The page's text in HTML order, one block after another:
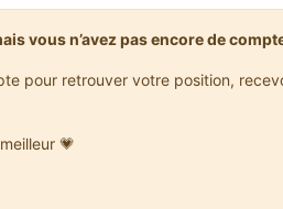
vous n’avez pas encore de
pour retrouver votre position,
💗